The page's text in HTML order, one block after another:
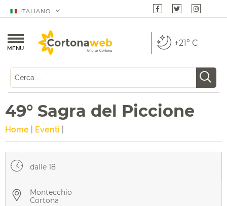
ITALIANO
MENU
+21° C
49° Sagra del Piccione
Home Eventi
dalle 18
Montecchio
Cortona